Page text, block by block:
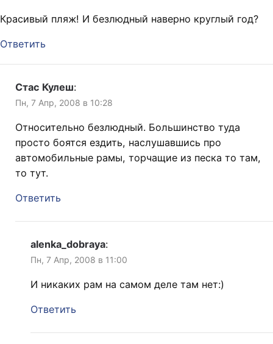
Красивый пляж! И безлюдный наверно круглый год?
Ответить
Стас Кулеш:
Пн, 7 Апр, 2008 в 10:28
Относительно безлюдный. Большинство туда
просто боятся ездить, наслушавшись про
автомобильные рамы, торчащие из песка то там,
то тут.
Ответить
alenka_dobraya:
Пн, 7 Апр, 2008 в 11:00
И никаких рам на самом деле там нет:)
Ответить